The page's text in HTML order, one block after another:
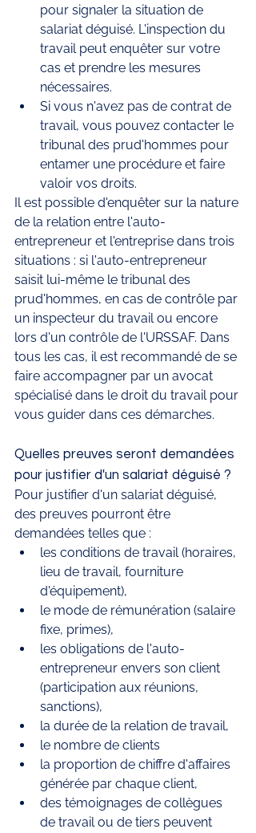
pour signaler la situation de
salariat déguisé. L'inspection du
travail peut enquêter sur votre
cas et prendre les mesures
nécessaires.
Si vous n'avez pas de contrat de
travail, vous pouvez contacter le
tribunal des prud'hommes pour
entamer une procédure et faire
valoir vos droits.
Il est possible d'enquêter sur la nature
de la relation entre l'auto-
entrepreneur et l'entreprise dans trois
situations : si l'auto-entrepreneur
saisit lui-même le tribunal des
prud'hommes, en cas de contrôle par
un inspecteur du travail ou encore
lors d'un contrôle de l'URSSAF. Dans
tous les cas, il est recommandé de se
faire accompagner par un avocat
spécialisé dans le droit du travail pour
vous guider dans ces démarches.
Quelles preuves seront demandées
pour justifier d'un salariat déguisé ?
Pour justifier d'un salariat déguisé,
des preuves pourront être
demandées telles que :
les conditions de travail (horaires,
lieu de travail, fourniture
d'équipement),
le mode de rémunération (salaire
fixe, primes),
les obligations de l'auto-
entrepreneur envers son client
(participation aux réunions,
sanctions),
la durée de la relation de travail,
le nombre de clients
la proportion de chiffre d'affaires
générée par chaque client,
des témoignages de collègues
de travail ou de tiers peuvent